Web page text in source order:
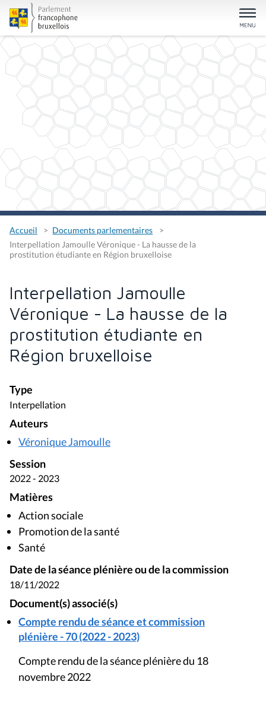
Accueil
Documents parlementaires
Interpellation Jamoulle Véronique - La hausse de la
prostitution étudiante en Région bruxelloise
Interpellation Jamoulle
Véronique - La hausse de la
prostitution étudiante en
Région bruxelloise
Type
Interpellation
Auteurs
Véronique Jamoulle
Session
2022 - 2023
Matières
Action sociale
Promotion de la santé
Santé
Date de la séance plénière ou de la commission
18/11/2022
Document(s) associé(s)
Compte rendu de séance et commission
plénière - 70 (2022 - 2023)
Compte rendu de la séance plénière du 18
novembre 2022